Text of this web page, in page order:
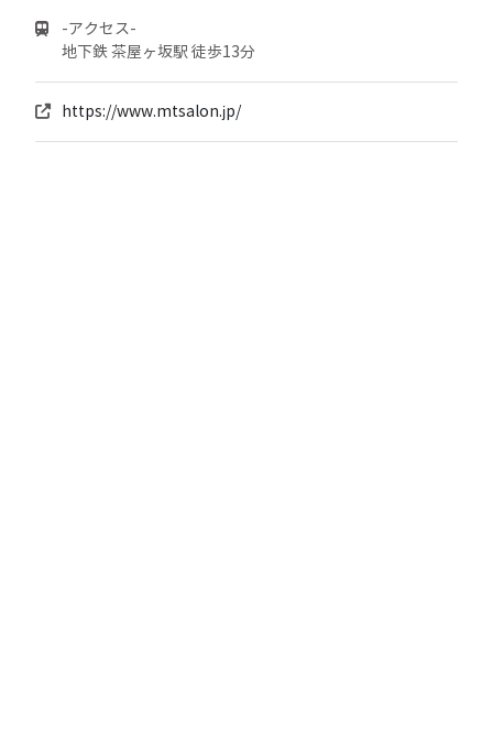
-アクセス-
地下鉄 茶屋ヶ坂駅 徒歩13分
https://www.mtsalon.jp/